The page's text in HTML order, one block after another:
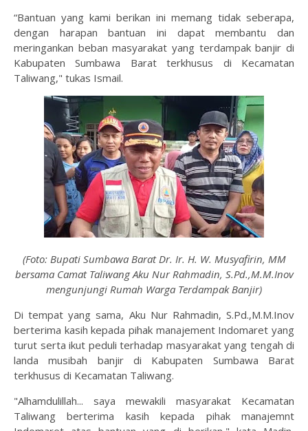
“Bantuan yang kami berikan ini memang tidak seberapa,
dengan harapan bantuan ini dapat membantu dan
meringankan beban masyarakat yang terdampak banjir di
Kabupaten Sumbawa Barat terkhusus di Kecamatan
Taliwang," tukas Ismail.
(Foto: Bupati Sumbawa Barat Dr. Ir. H. W. Musyafirin, MM
bersama Camat Taliwang Aku Nur Rahmadin, S.Pd.,M.M.Inov
mengunjungi Rumah Warga Terdampak Banjir)
Di tempat yang sama, Aku Nur Rahmadin, S.Pd.,M.M.Inov
berterima kasih kepada pihak manajement Indomaret yang
turut serta ikut peduli terhadap masyarakat yang tengah di
landa musibah banjir di Kabupaten Sumbawa Barat
terkhusus di Kecamatan Taliwang.
"Alhamdulillah... saya mewakili masyarakat Kecamatan
Taliwang berterima kasih kepada pihak manajemnt